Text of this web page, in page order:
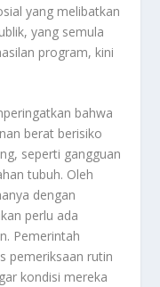
yang melibatkan
yang semula
program, kini
bahwa
berat berisiko
seperti gangguan
tubuh. Oleh
dengan
perlu ada
Pemerintah
pemeriksaan rutin
kondisi mereka